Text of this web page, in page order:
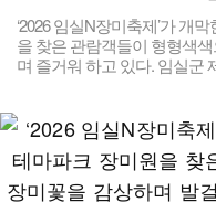
‘2026 임실N장미축제’가 개
을 찾은 관람객들이 형형색
며 즐거워 하고 있다. 임실군